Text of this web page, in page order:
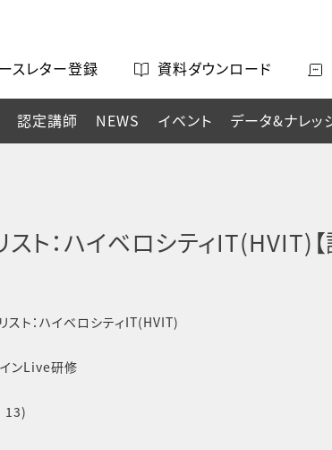
スレター登録 資料ダウンロード
認定講師 NEWS イベント データ&ナレッ
ト：ハイベロシティIT(HVIT)
スト：ハイベロシティIT(HVIT)
ンLive研修
13)